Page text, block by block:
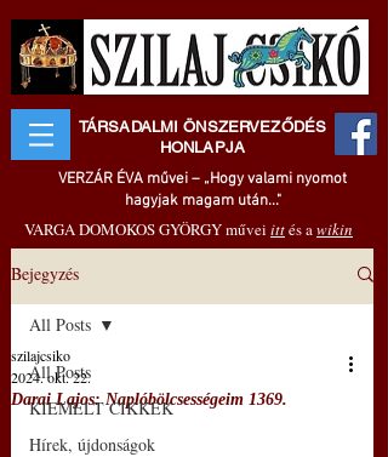
TÁRSADALMI ÖNSZERVEZŐDÉS
HONLAPJA
VERZÁR ÉVA művei – „Hogy valami nyomot
hagyjak magam után..."
VARGA DOMOKOS GYÖRGY művei ittés awikin
Bejegyzés
All Posts
KIEMELT CIKKEK
Hírek, újdonságok
All Posts
Darai Lajos: Naplóbölcsességeim 1369.
szilajcsiko
2024. okt. 22.